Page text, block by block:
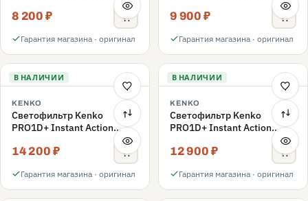
8 200 ₽
Гарантия магазина · оригинал
9 900 ₽
Гарантия магазина · оригинал
В НАЛИЧИИ
KENKO
Светофильтр Kenko
PRO1D+ Instant Action
Variable NDX3-450+C-PLS
переменной плотности
14 200 ₽
Гарантия магазина · оригинал
В НАЛИЧИИ
KENKO
Светофильтр Kenko
PRO1D+ Instant Action
Variable NDX3-450+C-PL
переменной плотности
12 900 ₽
Гарантия магазина · оригинал